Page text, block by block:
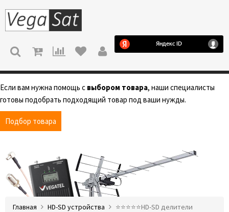
МЕНЮ
Если вам нужна помощь с выбором товара, наши специалисты
готовы подобрать подходящий товар под ваши нужды.
Подбор товара
Главная HD-SD устройства ⭐️⭐️⭐️⭐️⭐️HD-SD делители